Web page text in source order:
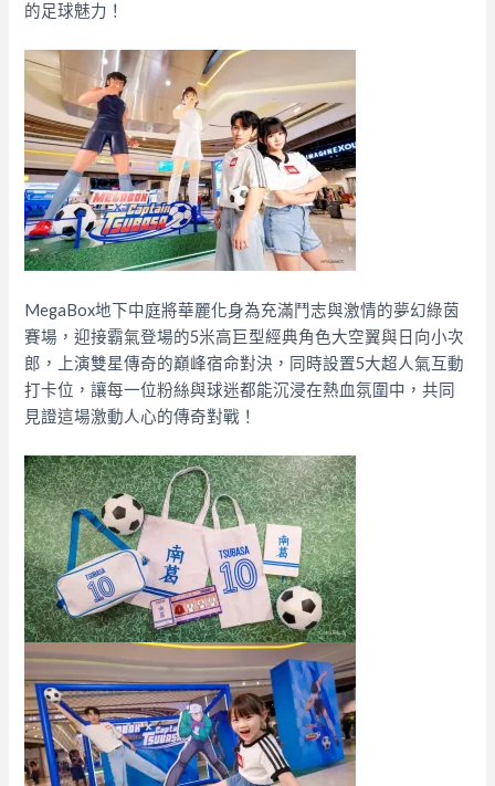
的足球魅力！
MegaBox地下中庭將華麗化身為充滿鬥志與激情的夢幻綠茵
賽場，迎接霸氣登場的5米高巨型經典角色大空翼與日向小次
郎，上演雙星傳奇的巔峰宿命對決，同時設置5大超人氣互動
打卡位，讓每一位粉絲與球迷都能沉浸在熱血氛圍中，共同
見證這場激動人心的傳奇對戰！